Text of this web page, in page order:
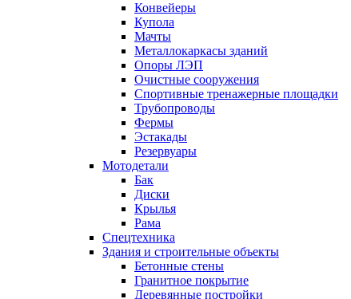
Конвейеры
Купола
Мачты
Металлокаркасы зданий
Опоры ЛЭП
Очистные сооружения
Спортивные тренажерные площадки
Трубопроводы
Фермы
Эстакады
Резервуары
Мотодетали
Бак
Диски
Крылья
Рама
Спецтехника
Здания и строительные объекты
Бетонные стены
Гранитное покрытие
Деревянные постройки